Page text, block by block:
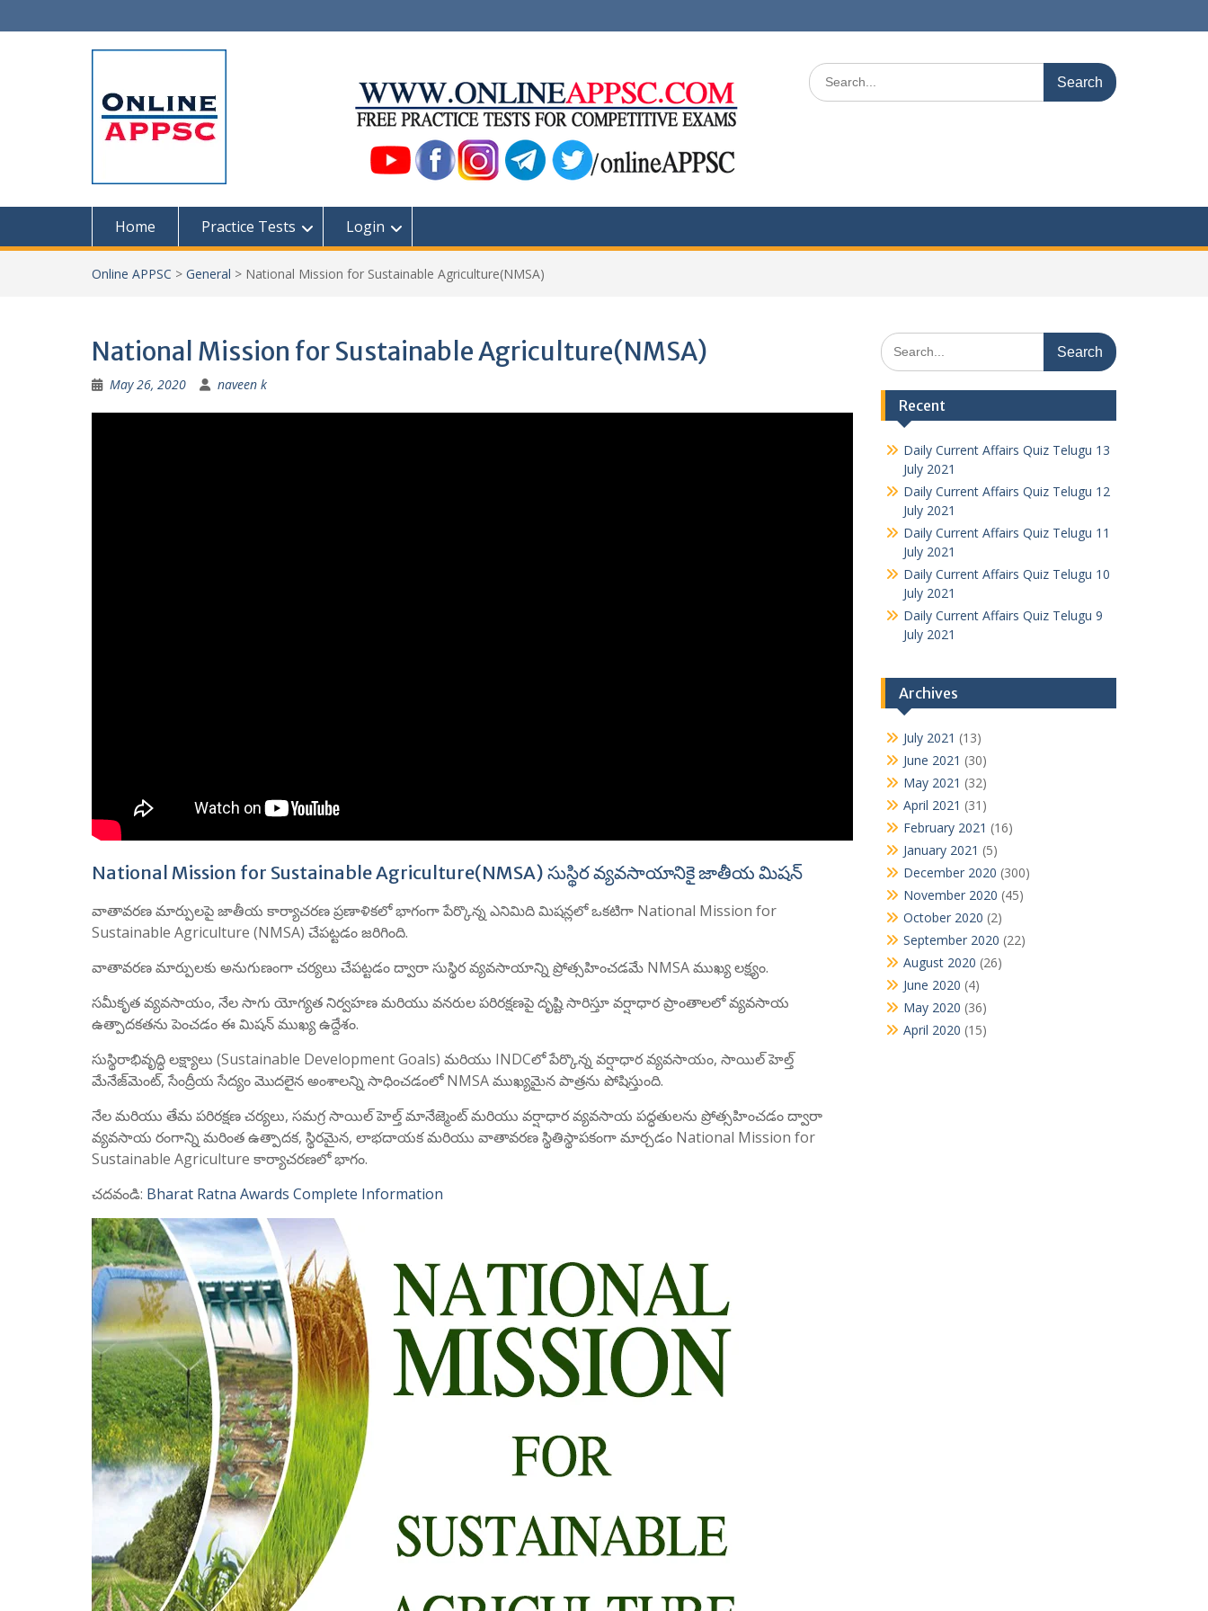
to
Search
for:
Home Practice Tests Login
Online APPSC > General > National Mission for Sustainable Agriculture(NMSA)
National Mission for Sustainable Agriculture(NMSA)
May 26, 2020 naveen k
National Mission for Sustainable Agriculture(NMSA) సుస్థిర వ్యవసాయానికై జాతీయ మిషన్
వాతావరణ మార్పులపై జాతీయ కార్యాచరణ ప్రణాళికలో భాగంగా పేర్కొన్న ఎనిమిది మిషన్లలో ఒకటిగా National Mission for
Sustainable Agriculture (NMSA) చేపట్టడం జరిగింది.
వాతావరణ మార్పులకు అనుగుణంగా చర్యలు చేపట్టడం ద్వారా సుస్థిర వ్యవసాయాన్ని ప్రోత్సహించడమే NMSA ముఖ్య లక్ష్యం.
సమీకృత వ్యవసాయం, నేల సాగు యోగ్యత నిర్వహణ మరియు వనరుల పరిరక్షణపై దృష్టి సారిస్తూ వర్షాధార ప్రాంతాలలో వ్యవసాయ
ఉత్పాదకతను పెంచడం ఈ మిషన్ ముఖ్య ఉద్దేశం.
సుస్థిరాభివృద్ధి లక్ష్యాలు (Sustainable Development Goals) మరియు INDCలో పేర్కొన్న వర్షాధార వ్యవసాయం, సాయిల్ హెల్త్
మేనేజ్‌మెంట్, సేంద్రీయ సేద్యం మొదలైన అంశాలన్ని సాధించడంలో NMSA ముఖ్యమైన పాత్రను పోషిస్తుంది.
నేల మరియు తేమ పరిరక్షణ చర్యలు, సమగ్ర సాయిల్ హెల్త్ మానేజ్మెంట్ మరియు వర్షాధార వ్యవసాయ పద్ధతులను ప్రోత్సహించడం ద్వారా
వ్యవసాయ రంగాన్ని మరింత ఉత్పాదక, స్థిరమైన, లాభదాయక మరియు వాతావరణ స్థితిస్థాపకంగా మార్చడం National Mission for
Sustainable Agriculture కార్యాచరణలో భాగం.
చదవండి: Bharat Ratna Awards Complete Information
Search
for:
Recent
Daily Current Affairs Quiz Telugu 13
July 2021
Daily Current Affairs Quiz Telugu 12
July 2021
Daily Current Affairs Quiz Telugu 11
July 2021
Daily Current Affairs Quiz Telugu 10
July 2021
Daily Current Affairs Quiz Telugu 9
July 2021
Archives
July 2021 (13)
June 2021 (30)
May 2021 (32)
April 2021 (31)
February 2021 (16)
January 2021 (5)
December 2020 (300)
November 2020 (45)
October 2020 (2)
September 2020 (22)
August 2020 (26)
June 2020 (4)
May 2020 (36)
April 2020 (15)